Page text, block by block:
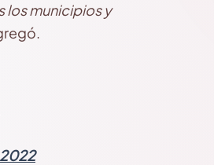
los municipios y
2022